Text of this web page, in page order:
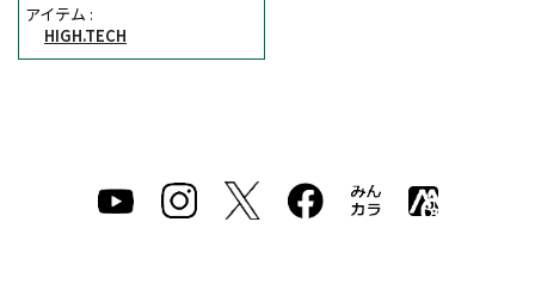
アイテム :
HIGH.TECH